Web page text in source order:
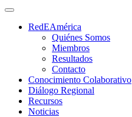
RedEAmérica
Quiénes Somos
Miembros
Resultados
Contacto
Conocimiento Colaborativo
Diálogo Regional
Recursos
Noticias